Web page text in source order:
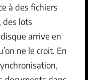
à des fichiers
des lots
arrive en
ne le croit. En